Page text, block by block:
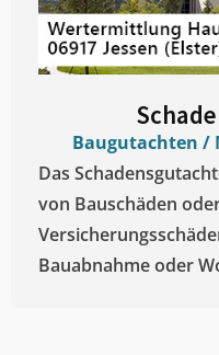
Baugutachten /
Das
von Bauschäden
Bauabnahme oder